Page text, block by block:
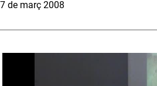
7 de març 2008